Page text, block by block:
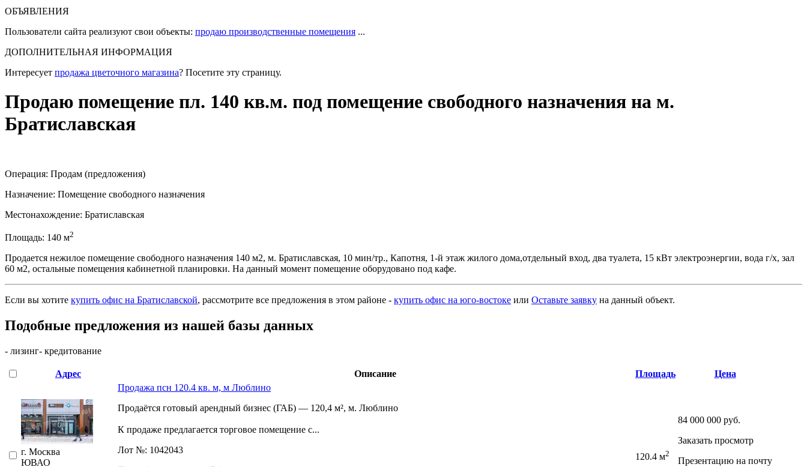
ОБЪЯВЛЕНИЯ
Пользователи сайта реализуют свои объекты: продаю производственные помещения ...
ДОПОЛНИТЕЛЬНАЯ ИНФОРМАЦИЯ
Интересует продажа цветочного магазина? Посетите эту страницу.
Продаю помещение пл. 140 кв.м. под помещение свободного назначения на м.
Братиславская
Операция: Продам (предложения)
Назначение: Помещение свободного назначения
Местонахождение: Братиславская
Площадь: 140 м2
Продается нежилое помещение свободного назначения 140 м2, м. Братиславская, 10 мин/тр., Капотня, 1-й этаж жилого дома,отдельный вход, два туалета, 15 кВт электроэнергии, вода г/х, зал
60 м2, остальные помещения кабинетной планировки. На данный момент помещение оборудовано под кафе.
Если вы хотите купить офис на Братиславской, рассмотрите все предложения в этом районе - купить офис на юго-востоке или Оставьте заявку на данный объект.
Подобные предложения из нашей базы данных
- лизинг- кредитование
Адрес Описание Площадь Цена
г. Москва
ЮВАО
Продажа псн 120.4 кв. м, м Люблино
Продаётся готовый арендный бизнес (ГАБ) — 120,­4 м²,­ м. Люблино
К продаже предлагается торговое помещение с...
Лот №: 1042043
120.4 м2
84 000 000 руб.
Заказать просмотр
Презентацию на почту